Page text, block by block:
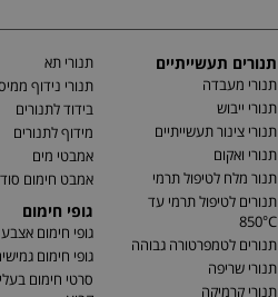
תנורים תעשייתיים
תנורי מעבדה
תנורי ייבוש
תנורי צינור תעשייתיים
תנורי ואקום
תנור מלח לטיפול תרמי
תנורים לטיפול תרמי עד
850°C
תנורים לטמפרטורה גבוהה
תנורי שריפה
תנורי קרמיקה
תנורי תא
תנורי נידוף
בידוד לתנורים
מידוף לתנורים
אמבטי מים
אמבט חימום
גופי חימום
גופי חימום אצבע
גופי חימום
סרטי חימום